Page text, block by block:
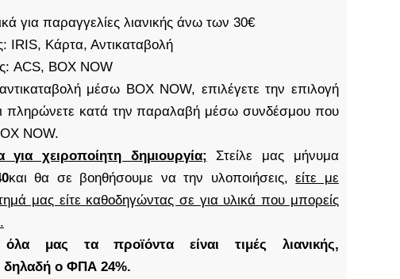
για παραγγελίες λιανικής άνω των 30€
IRIS, Κάρτα, Αντικαταβολή
ACS, BOX NOW
αντικαταβολή μέσω BOX NOW, επιλέγετε την επιλογή
πληρώνετε κατά την παραλαβή μέσω συνδέσμου που
NOW.
για χειροποίητη δημιουργία;
Στείλε μας μήνυμα
και θα σε βοηθήσουμε να την υλοποιήσεις,είτε με
μας είτε καθοδηγώντας σε για υλικά που μπορείς
μας τα προϊόντα είναι τιμές λιανικής,
δηλαδή ο ΦΠΑ 24%.